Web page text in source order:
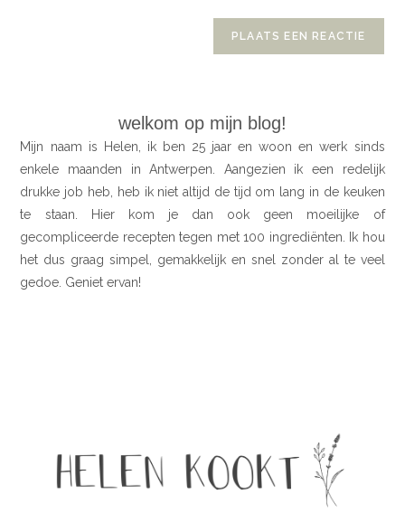
welkom op mijn blog!
Mijn naam is Helen, ik ben 25 jaar en woon en werk sinds
enkele maanden in Antwerpen. Aangezien ik een redelijk
drukke job heb, heb ik niet altijd de tijd om lang in de keuken
te staan. Hier kom je dan ook geen moeilijke of
gecompliceerde recepten tegen met 100 ingrediënten. Ik hou
het dus graag simpel, gemakkelijk en snel zonder al te veel
gedoe. Geniet ervan!